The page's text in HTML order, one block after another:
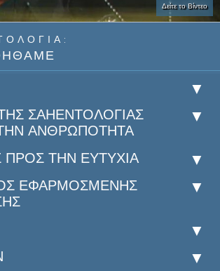
Δείτε το Βίντεο
ΣΑΗΕΝΤΟΛΟΓΙΑΣ
ΑΝΘΡΩΠΟΤΗΤΑ
ΤΗΝ ΕΥΤΥΧΙΑ
ΕΦΑΡΜΟΣΜΕΝΗΣ